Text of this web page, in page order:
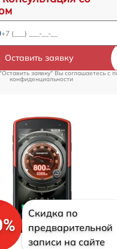
Оставить заявку
заявку" Вы соглашаетесь c
конфиденциальности
Скидка по
предварительной
записи на сайте